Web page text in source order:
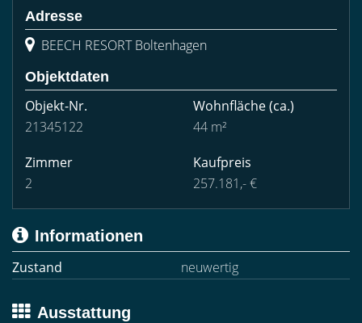
Adresse
BEECH RESORT Boltenhagen
Objektdaten
Objekt-Nr.
21345122
Wohnfläche(ca.)
44 m²
Zimmer
2
Kaufpreis
257.181,- €
Informationen
Zustand
neuwertig
Ausstattung